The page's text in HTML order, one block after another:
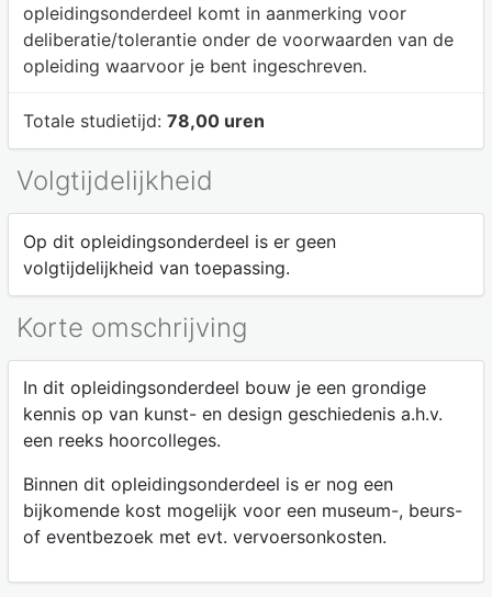
opleidingsonderdeel komt in aanmerking voor
deliberatie/tolerantie onder de voorwaarden van de
opleiding waarvoor je bent ingeschreven.
Totale studietijd: 78,00 uren
Volgtijdelijkheid
Op dit opleidingsonderdeel is er geen
volgtijdelijkheid van toepassing.
Korte omschrijving
In dit opleidingsonderdeel bouw je een grondige
kennis op van kunst- en design geschiedenis a.h.v.
een reeks hoorcolleges.
Binnen dit opleidingsonderdeel is er nog een
bijkomende kost mogelijk voor een museum-, beurs-
of eventbezoek met evt. vervoersonkosten.